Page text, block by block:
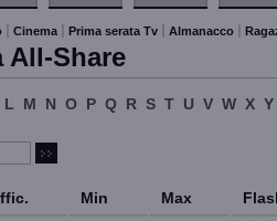
Cinema Prima serata Tv Almanacco
All-Share
L M N O P Q R S T U V W X Y
Min Max